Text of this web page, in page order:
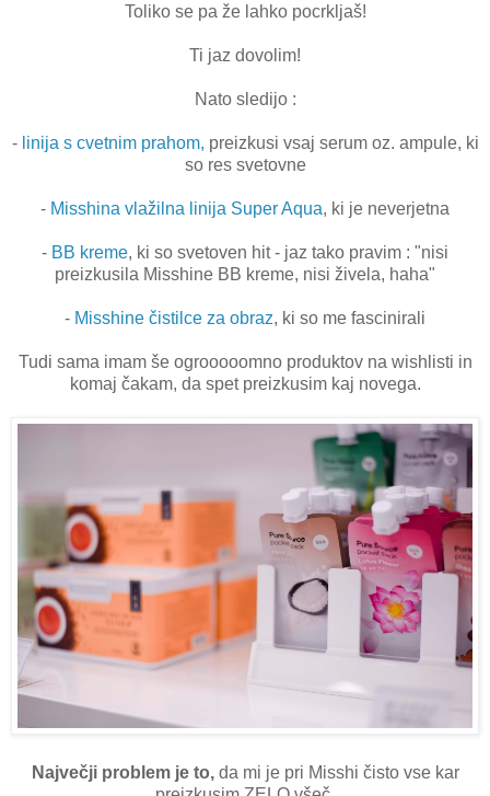
Toliko se pa že lahko pocrkljaš!
Ti jaz dovolim!
Nato sledijo :
- linija s cvetnim prahom, preizkusi vsaj serum oz. ampule, ki
so res svetovne
- Misshina vlažilna linija Super Aqua, ki je neverjetna
- BB kreme, ki so svetoven hit - jaz tako pravim : "nisi
preizkusila Misshine BB kreme, nisi živela, haha"
- Misshine čistilce za obraz, ki so me fascinirali
Tudi sama imam še ogrooooomno produktov na wishlisti in
komaj čakam, da spet preizkusim kaj novega.
Največji problem je to, da mi je pri Misshi čisto vse kar